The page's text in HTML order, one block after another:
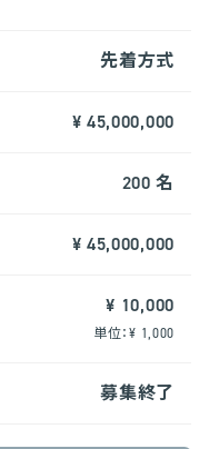
先着方式
¥ 45,000,000
200 名
¥ 45,000,000
¥ 10,000
単位：¥ 1,000
募集終了